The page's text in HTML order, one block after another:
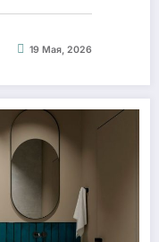
19 Мая, 2026